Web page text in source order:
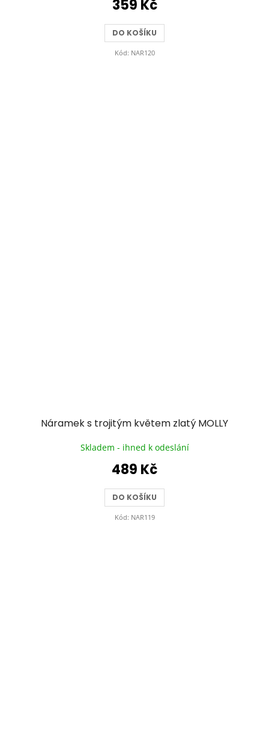
359 Kč
DO KOŠÍKU
Kód: NAR120
Náramek s trojitým květem zlatý MOLLY
Skladem - ihned k odeslání
489 Kč
DO KOŠÍKU
Kód: NAR119